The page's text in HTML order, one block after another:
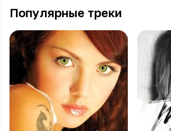
Популярные треки